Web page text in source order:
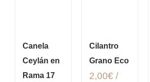
Canela
Ceylán en
Rama 17
Cilantro
Grano Eco
2,00€ /